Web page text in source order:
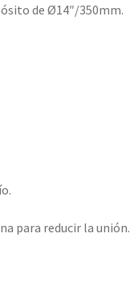
de Ø14″/350mm.
para reducir la unión.